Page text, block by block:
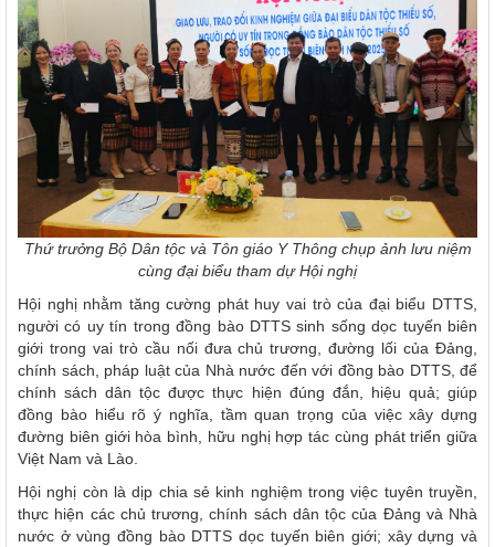
Thứ trưởng Bộ Dân tộc và Tôn giáo Y Thông chụp ảnh lưu niệm
cùng đại biểu tham dự Hội nghị
Hội nghị nhằm tăng cường phát huy vai trò của đại biểu DTTS,
người có uy tín trong đồng bào DTTS sinh sống dọc tuyến biên
giới trong vai trò cầu nối đưa chủ trương, đường lối của Đảng,
chính sách, pháp luật của Nhà nước đến với đồng bào DTTS, để
chính sách dân tộc được thực hiện đúng đắn, hiệu quả; giúp
đồng bào hiểu rõ ý nghĩa, tầm quan trọng của việc xây dựng
đường biên giới hòa bình, hữu nghị hợp tác cùng phát triển giữa
Việt Nam và Lào.
Hội nghị còn là dịp chia sẻ kinh nghiệm trong việc tuyên truyền,
thực hiện các chủ trương, chính sách dân tộc của Đảng và Nhà
nước ở vùng đồng bào DTTS dọc tuyến biên giới; xây dựng và